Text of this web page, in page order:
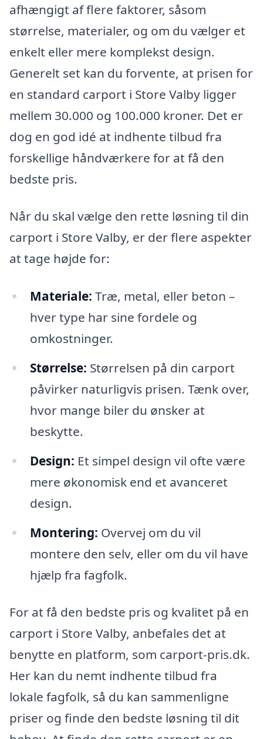
afhængigt af flere faktorer, såsom
størrelse, materialer, og om du vælger et
enkelt eller mere komplekst design.
Generelt set kan du forvente, at prisen for
en standard carport i Store Valby ligger
mellem 30.000 og 100.000 kroner. Det er
dog en god idé at indhente tilbud fra
forskellige håndværkere for at få den
bedste pris.
Når du skal vælge den rette løsning til din
carport i Store Valby, er der flere aspekter
at tage højde for:
Materiale: Træ, metal, eller beton –
hver type har sine fordele og
omkostninger.
Størrelse: Størrelsen på din carport
påvirker naturligvis prisen. Tænk over,
hvor mange biler du ønsker at
beskytte.
Design: Et simpel design vil ofte være
mere økonomisk end et avanceret
design.
Montering: Overvej om du vil
montere den selv, eller om du vil have
hjælp fra fagfolk.
For at få den bedste pris og kvalitet på en
carport i Store Valby, anbefales det at
benytte en platform, som carport-pris.dk.
Her kan du nemt indhente tilbud fra
lokale fagfolk, så du kan sammenligne
priser og finde den bedste løsning til dit